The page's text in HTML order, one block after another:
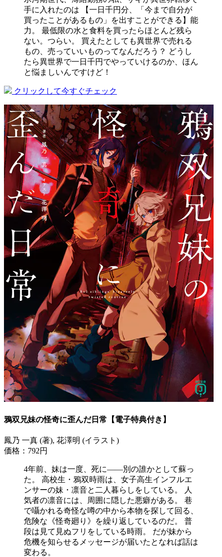
手に入れたのは 【一日千円分、「今まで自分が
買ったことがあるもの」を出すことができる】能
力。 最低限の水と食料を買ったらほとんど残ら
ない。つらい。 買えたとしても異世界で売れる
もの、売っていいものってなんだろう？ どうし
たら異世界で一日千円でやっていけるのか、ほん
と悩ましいんですけど！
クリックして今すぐチェック
鴉双兄妹の怪奇に歪んだ日常【電子特典付き】
鳳乃 一真 (著), 花澤明 (イラスト)
価格：792円
4年前、妹は一度、死に――別の誰かとして蘇っ
た。 高校生・鴉双時雨は、女子高生インフルエ
ンサーの妹・凛音と二人暮らしをしている。 人
気者の凛音には、周囲に隠した悪癖がある。 巷
で囁かれる奇怪な噂の中から本物を探して回る、
危険な《怪奇廻り》を繰り返しているのだ。 普
段は見て見ぬフリをしている時雨。 だが妹から
危機を知らせるメッセージが届いたとなれば話は
変わる。